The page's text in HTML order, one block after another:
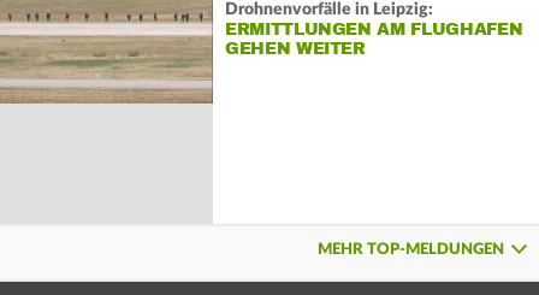
Drohnenvorfälle in Leipzig:
ERMITTLUNGEN AM FLUGHAFEN
GEHEN WEITER
MEHR TOP-MELDUNGEN